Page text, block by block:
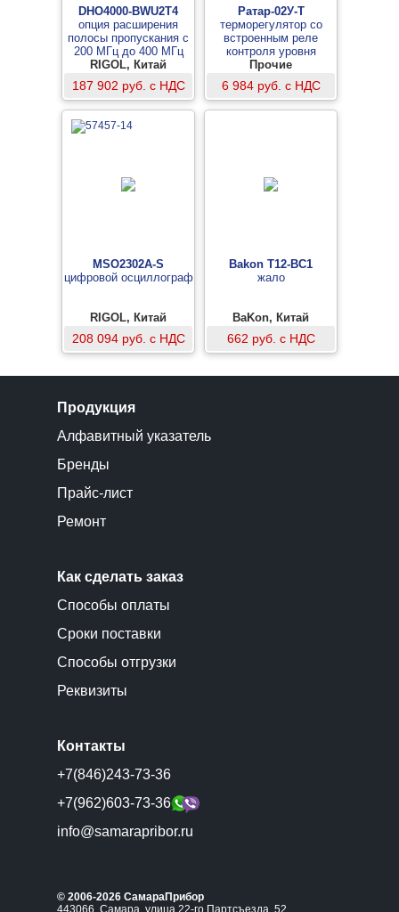
DHO4000-BWU2T4
опция расширения
полосы пропускания с
200 МГц до 400 МГц
RIGOL, Китай
187 902 руб. с НДС
Ратар-02У-Т
терморегулятор со
встроенным реле
контроля уровня
Прочие
6 984 руб. с НДС
MSO2302A-S
цифровой осциллограф
RIGOL, Китай
208 094 руб. с НДС
Bakon T12-BC1
жало
BaKon, Китай
662 руб. с НДС
Продукция
Алфавитный указатель
Бренды
Прайс-лист
Ремонт
Как сделать заказ
Способы оплаты
Сроки поставки
Способы отгрузки
Реквизиты
Контакты
+7(846)243-73-36
+7(962)603-73-36
info@samarapribor.ru
© 2006-2026 СамараПрибор
443066, Самара, улица 22-го Партсъезда, 52